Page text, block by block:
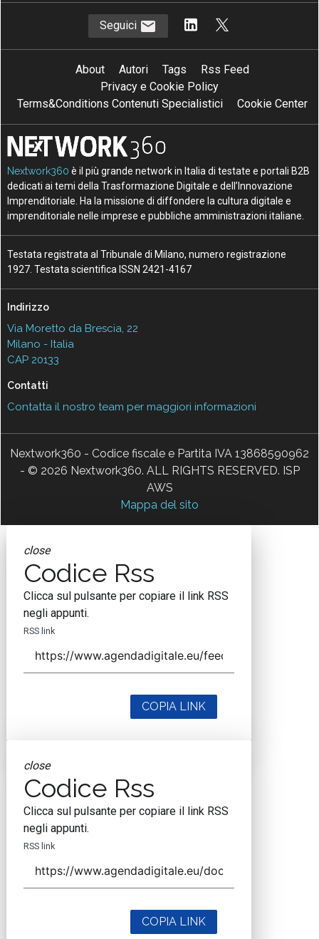
Seguici
About Autori Tags
Rss Feed
Privacy e Cookie Policy
Terms&Conditions Contenuti Specialistici
Cookie Center
Nextwork360 è il più grande network in Italia di testate e portali B2B
dedicati ai temi della Trasformazione Digitale e dell’Innovazione
Imprenditoriale. Ha la missione di diffondere la cultura digitale e
imprenditoriale nelle imprese e pubbliche amministrazioni italiane.
Testata registrata al Tribunale di Milano, numero registrazione
1927. Testata scientifica ISSN 2421-4167
Indirizzo
Via Moretto da Brescia, 22
Milano - Italia
CAP 20133
Contatti
Contatta il nostro team per maggiori informazioni
Nextwork360 - Codice fiscale e Partita IVA 13868590962
- © 2026 Nextwork360. ALL RIGHTS RESERVED. ISP
AWS
Mappa del sito
close
Codice Rss
Clicca sul pulsante per copiare il link RSS
negli appunti.
RSS link
COPIA LINK
close
Codice Rss
Clicca sul pulsante per copiare il link RSS
negli appunti.
RSS link
COPIA LINK